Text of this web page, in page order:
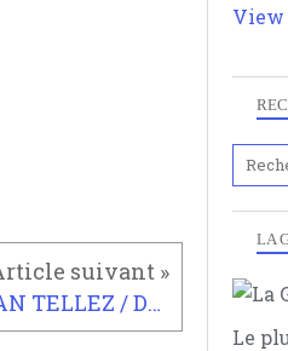
BRIBE POUR JEAN TELLEZ / Dépasser la métaphysique
LA
Le
View